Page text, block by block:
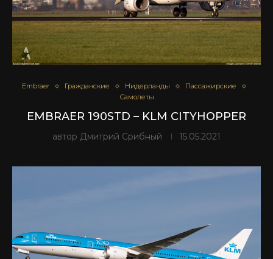
Embraer Гражданские Нидерланды
Пассажирские
Самолеты
EMBRAER 190STD – KLM CITYHOPPER
автор Дмитрий Срибный 15.05.2021